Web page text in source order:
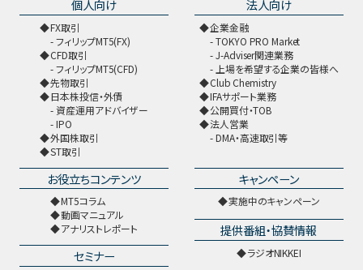
個人向け
FX取引
フィリップMT5(FX)
CFD取引
フィリップMT5(CFD)
先物取引
日本株投信・外債
資産運用アドバイザー
IPO
外国株取引
ST取引
法人向け
企業金融
TOKYO PRO Market
J-Adviser関連業務
上場を希望する企業の皆様へ
Club Chemistry
IFAサポート業務
公開買付・TOB
法人営業
DMA・高速取引等
お役立ちコンテンツ
MT5コラム
動画マニュアル
アナリストレポート
セミナー
キャンペーン
実施中のキャンペーン
提供番組・協賛情報
ラジオNIKKEI